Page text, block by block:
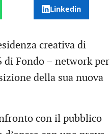
Linkedin
creativa di
di Fondo – network per
della sua nuova
con il pubblico